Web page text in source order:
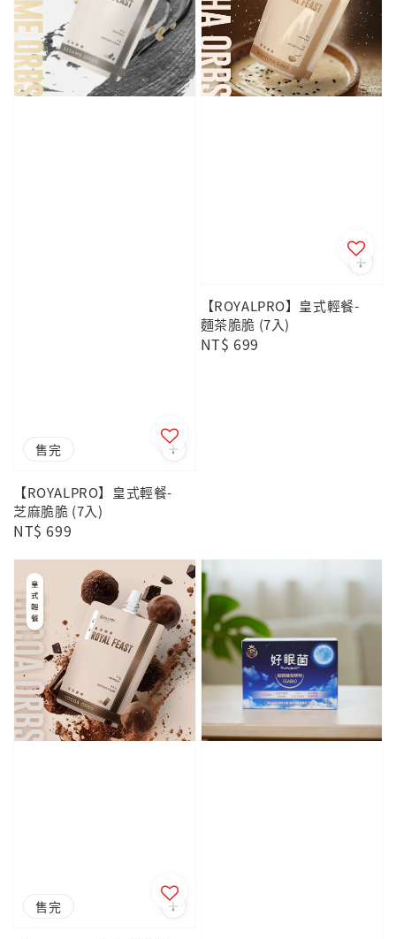
售完
【ROYALPRO】皇式輕餐-
芝麻脆脆 (7入)
Regular
NT$ 699
【ROYALPRO】皇式輕餐-
麵茶脆脆 (7入)
Regular
NT$ 699
售完